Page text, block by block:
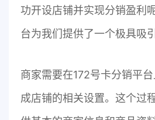
功开设店铺并实现分销盈利
台为我们提供了一个极具吸
商家需要在172号卡分销平
成店铺的相关设置。这个过